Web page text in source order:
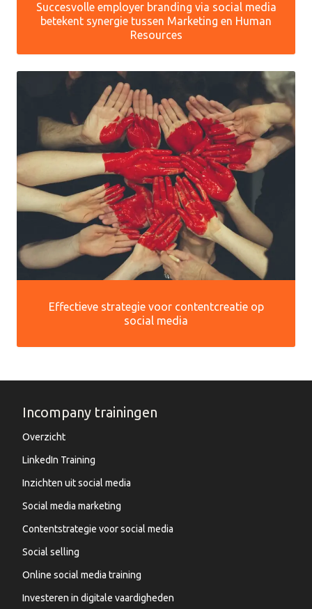
Succesvolle employer branding via social media
betekent synergie tussen Marketing en Human
Resources
Effectieve strategie voor contentcreatie op
social media
Incompany trainingen
Overzicht
LinkedIn Training
Inzichten uit social media
Social media marketing
Contentstrategie voor social media
Social selling
Online social media training
Investeren in digitale vaardigheden